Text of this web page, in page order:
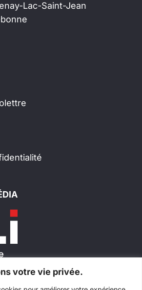
votre vie privée.
Lac-Saint-Jean